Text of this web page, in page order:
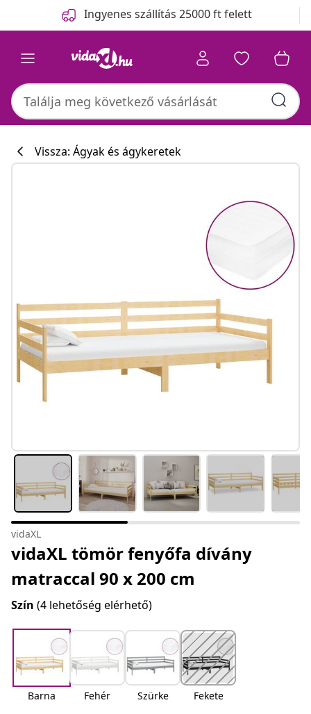
Ingyenes szállítás 25000 ft felett
Vissza: Ágyak és ágykeretek
vidaXL
vidaXL tömör fenyőfa dívány
matraccal 90 x 200 cm
Szín (4 lehetőség elérhető)
Barna Fehér Szürke Fekete